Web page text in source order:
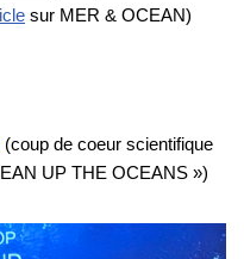
sur MER & OCEAN)
(coup de coeur scientifique
UP THE OCEANS »)